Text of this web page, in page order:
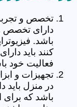
تخصص و
دارای تخصص و
باشد.
کنند باید
فعالیت خود
تجهیزات و
در منزل باید
باشد که برای